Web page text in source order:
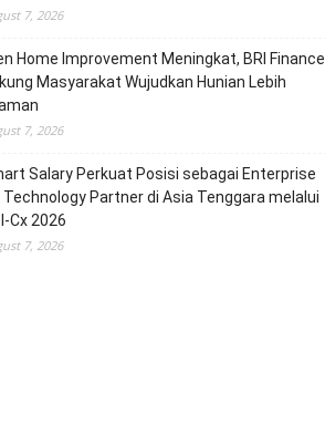
7, 2026
Home Improvement Meningkat, BRI Finance
Masyarakat Wujudkan Hunian Lebih
7, 2026
Salary Perkuat Posisi sebagai Enterprise
Technology Partner di Asia Tenggara melalui
Cx 2026
7, 2026